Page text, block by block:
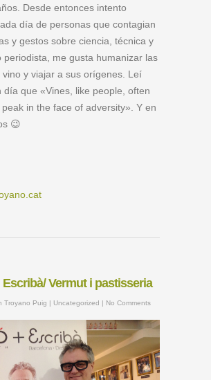
Desde entonces intento
día de personas que contagian
y gestos sobre ciencia, técnica y
periodista, me gusta humanizar las
vino y viajar a sus orígenes. Leí
día que «Vines, like people, often
in the face of adversity». Y en
😉
Vermut i pastisseria
Troyano Puig | Uncategorized | No Comments